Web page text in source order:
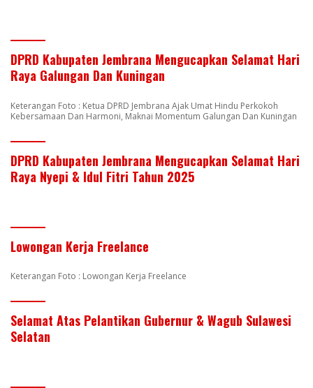
DPRD Kabupaten Jembrana Mengucapkan Selamat Hari
Raya Galungan Dan Kuningan
Keterangan Foto : Ketua DPRD Jembrana Ajak Umat Hindu Perkokoh
Kebersamaan Dan Harmoni, Maknai Momentum Galungan Dan Kuningan
DPRD Kabupaten Jembrana Mengucapkan Selamat Hari
Raya Nyepi & Idul Fitri Tahun 2025
Lowongan Kerja Freelance
Keterangan Foto : Lowongan Kerja Freelance
Selamat Atas Pelantikan Gubernur & Wagub Sulawesi
Selatan